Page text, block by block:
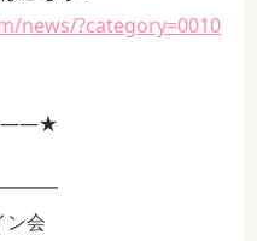
news/?category=0010
ン会